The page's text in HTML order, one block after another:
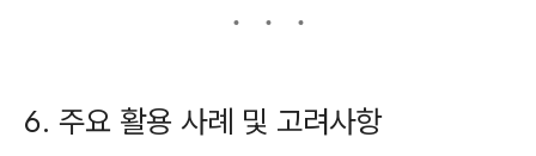
6. 주요 활용 사례 및 고려사항